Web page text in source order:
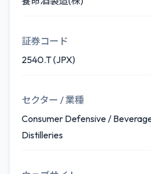
証券コード
2540.T (JPX)
セクター / 業種
Consumer Defensive /
Distilleries